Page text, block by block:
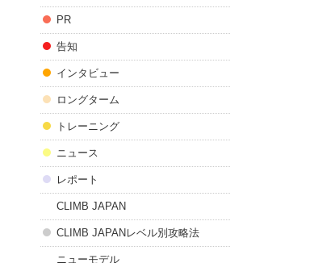
PR
告知
インタビュー
ロングターム
トレーニング
ニュース
レポート
CLIMB JAPAN
CLIMB JAPANレベル別攻略法
ニューモデル